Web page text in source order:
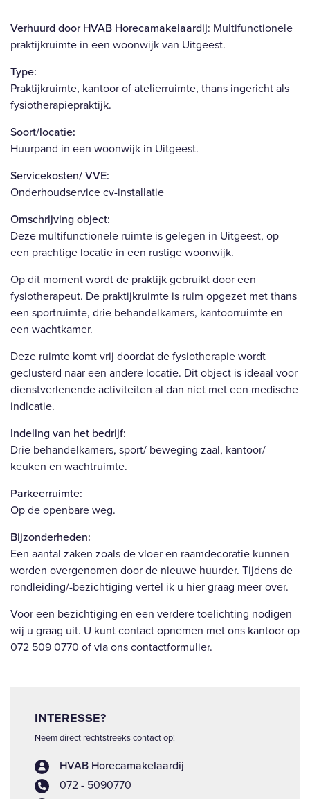
Verhuurd door HVAB Horecamakelaardij: Multifunctionele
praktijkruimte in een woonwijk van Uitgeest.
Type:
Praktijkruimte, kantoor of atelierruimte, thans ingericht als
fysiotherapiepraktijk.
Soort/locatie:
Huurpand in een woonwijk in Uitgeest.
Servicekosten/ VVE:
Onderhoudservice cv-installatie
Omschrijving object:
Deze multifunctionele ruimte is gelegen in Uitgeest, op
een prachtige locatie in een rustige woonwijk.
Op dit moment wordt de praktijk gebruikt door een
fysiotherapeut. De praktijkruimte is ruim opgezet met thans
een sportruimte, drie behandelkamers, kantoorruimte en
een wachtkamer.
Deze ruimte komt vrij doordat de fysiotherapie wordt
geclusterd naar een andere locatie. Dit object is ideaal voor
dienstverlenende activiteiten al dan niet met een medische
indicatie.
Indeling van het bedrijf:
Drie behandelkamers, sport/ beweging zaal, kantoor/
keuken en wachtruimte.
Parkeerruimte:
Op de openbare weg.
Bijzonderheden:
Een aantal zaken zoals de vloer en raamdecoratie kunnen
worden overgenomen door de nieuwe huurder. Tijdens de
rondleiding/-bezichtiging vertel ik u hier graag meer over.
Voor een bezichtiging en een verdere toelichting nodigen
wij u graag uit. U kunt contact opnemen met ons kantoor op
072 509 0770 of via ons contactformulier.
INTERESSE?
Neem direct rechtstreeks contact op!
HVAB Horecamakelaardij
072 - 5090770